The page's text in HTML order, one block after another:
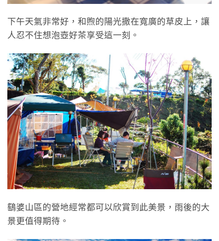
下午天氣非常好，和煦的陽光撒在寬廣的草皮上，讓
人忍不住想泡壺好茶享受這一刻。
鷂婆山區的營地經常都可以欣賞到此美景，雨後的大
景更值得期待。